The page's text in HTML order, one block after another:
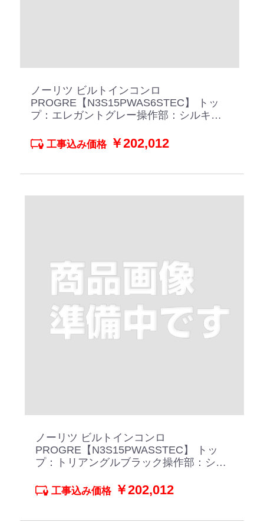
ノーリツ ビルトインコンロ
PROGRE【N3S15PWAS6STEC】 トッ
プ：エレガントグレー操作部：シルキー
工事込み価格￥202,012
ノーリツ ビルトインコンロ
PROGRE【N3S15PWASSTEC】 トッ
プ：トリアングルブラック操作部：シル
工事込み価格￥202,012